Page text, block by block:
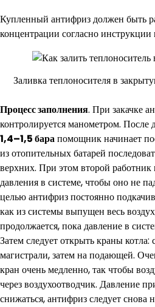
Купленный антифриз должен быть
концентрации согласно инструкции
Заливка теплоносителя в
Процесс заполнения. При закачке
контролируется манометром. После
1,4–1,5 барапомощник начинает
из отопительных батарей
верхних. При этом второй работник
давления в системе, чтобы оно не
целью антифриз постоянно
как из системы выпущен весь
продолжается, пока давление в
Затем следует открыть краны котла:
магистрали, затем на подающей.
кран очень медленно, так чтобы
через воздухоотводчик. Давление
снижаться, антифриз следует снова